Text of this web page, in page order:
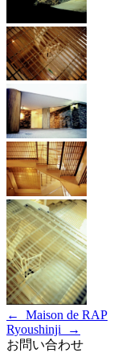
←
Maison de RAP
Ryoushinji
→
お問い合わせ